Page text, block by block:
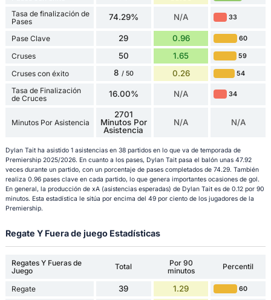
Tasa de finalización de
Pases
74.29% N/A 33
Pase Clave 29 0.96 60
Cruses 50 1.65 59
Cruses con éxito 8 / 50 0.26 54
Tasa de Finalización
de Cruces
16.00% N/A 34
Minutos Por Asistencia
2701
Minutos Por
Asistencia
N/A N/A
Dylan Tait ha asistido 1 asistencias en 38 partidos en lo que va de temporada de
Premiership 2025/2026. En cuanto a los pases, Dylan Tait pasa el balón unas 47.92
veces durante un partido, con un porcentaje de pases completados de 74.29. También
realiza 0.96 pases clave en cada partido, lo que genera importantes ocasiones de gol.
En general, la producción de xA (asistencias esperadas) de Dylan Tait es de 0.12 por 90
minutos. Esta estadística le sitúa por encima del 49 por ciento de los jugadores de la
Premiership.
Regate Y Fuera de juego Estadísticas
Regates Y Fueras de
Juego
Total
Por 90
minutos
Percentil
Regate 39 1.29 60